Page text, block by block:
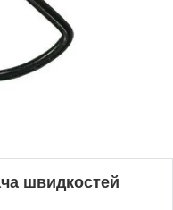
швидкостей